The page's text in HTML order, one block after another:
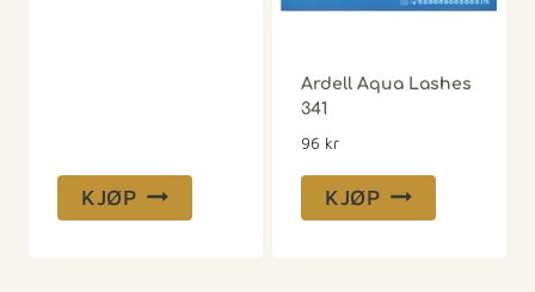
KJØP
Ardell Aqua Lashes
341
96 kr
KJØP